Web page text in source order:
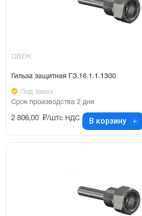
ОВЕН
Гильза защитная ГЗ.16.1.1.1300
Под заказ
Срок производства 2 дня
2 806,00 ₽/штс НДС В корзину